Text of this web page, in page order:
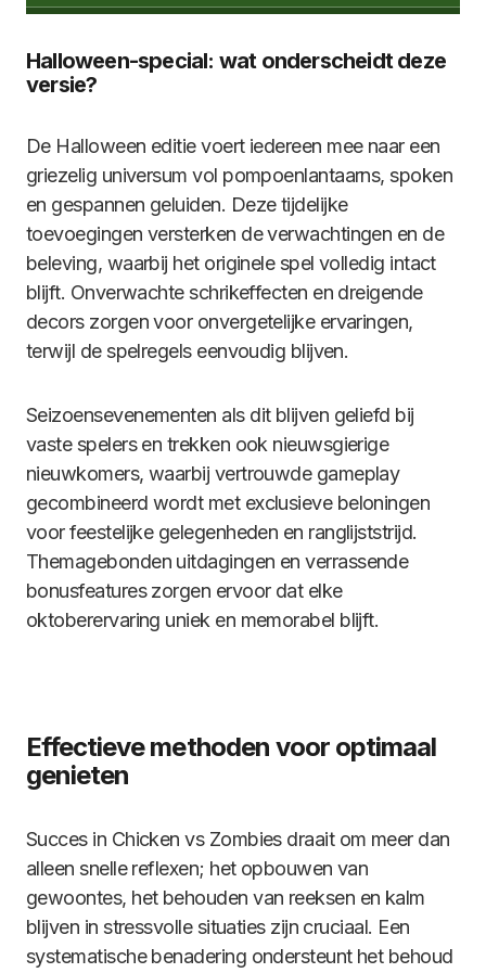
Halloween-special: wat onderscheidt deze
versie?
De Halloween editie voert iedereen mee naar een
griezelig universum vol pompoenlantaarns, spoken
en gespannen geluiden. Deze tijdelijke
toevoegingen versterken de verwachtingen en de
beleving, waarbij het originele spel volledig intact
blijft. Onverwachte schrikeffecten en dreigende
decors zorgen voor onvergetelijke ervaringen,
terwijl de spelregels eenvoudig blijven.
Seizoensevenementen als dit blijven geliefd bij
vaste spelers en trekken ook nieuwsgierige
nieuwkomers, waarbij vertrouwde gameplay
gecombineerd wordt met exclusieve beloningen
voor feestelijke gelegenheden en ranglijststrijd.
Themagebonden uitdagingen en verrassende
bonusfeatures zorgen ervoor dat elke
oktoberervaring uniek en memorabel blijft.
Effectieve methoden voor optimaal
genieten
Succes in Chicken vs Zombies draait om meer dan
alleen snelle reflexen; het opbouwen van
gewoontes, het behouden van reeksen en kalm
blijven in stressvolle situaties zijn cruciaal. Een
systematische benadering ondersteunt het behoud